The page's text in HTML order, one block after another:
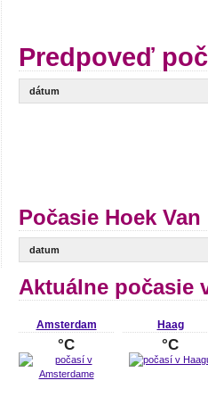
Predpoveď
dátum
Počasie Hoek
datum
Aktuálne počasie
Amsterdam
°C
Haag
°C